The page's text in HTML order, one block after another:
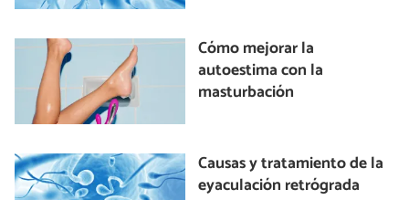
Cómo mejorar la
autoestima con la
masturbación
Causas y tratamiento de la
eyaculación retrógrada